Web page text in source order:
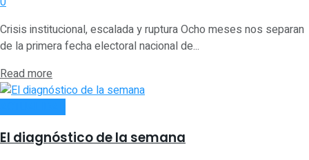
Crisis institucional, escalada y ruptura Ocho meses nos separan
de la primera fecha electoral nacional de...
Read more
El diagnóstico de la semana